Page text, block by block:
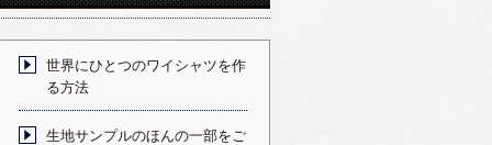
世界にひとつのワイシャツを作
る方法
生地サンプルのほんの一部をご